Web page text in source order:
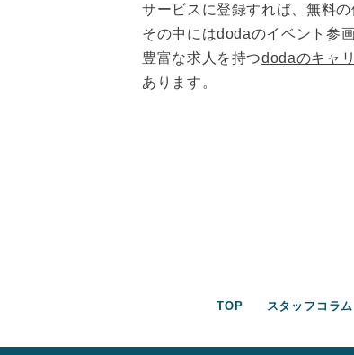
サービスに登録すれば、無料
その中にはdodaのイベント参
豊富な求人を持つdodaのキャ
あります。
TOP スタッフコラム